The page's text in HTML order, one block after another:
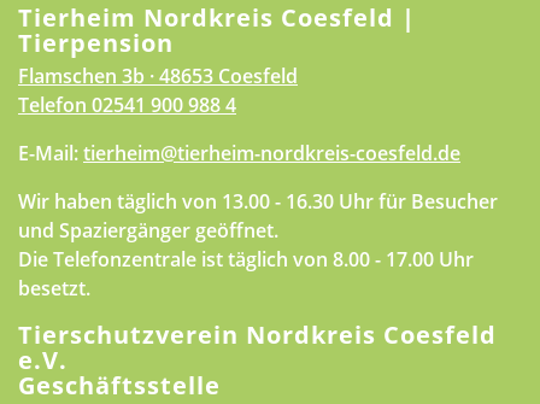
Tierheim Nordkreis Coesfeld |
Tierpension
Flamschen 3b · 48653 Coesfeld
Telefon 02541 900 988 4
E-Mail:tierheim@tierheim-nordkreis-coesfeld.de
Wir haben täglich von 13.00 - 16.30 Uhr für Besucher
und Spaziergänger geöffnet.
Die Telefonzentrale ist täglich von 8.00 - 17.00 Uhr
besetzt.
Tierschutzverein Nordkreis Coesfeld
e.V.
Geschäftsstelle